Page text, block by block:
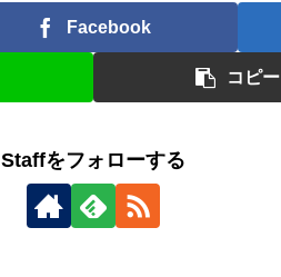
Facebook
コピー
Staffをフォローする